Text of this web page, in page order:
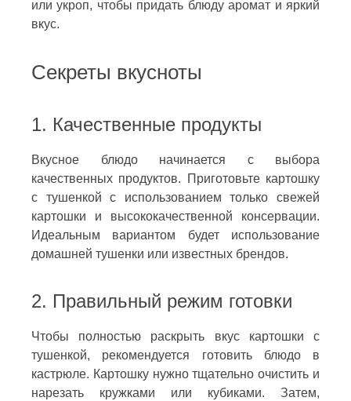
или укроп, чтобы придать блюду аромат и яркий
вкус.
Секреты вкусноты
1. Качественные продукты
Вкусное блюдо начинается с выбора
качественных продуктов. Приготовьте картошку
с тушенкой с использованием только свежей
картошки и высококачественной консервации.
Идеальным вариантом будет использование
домашней тушенки или известных брендов.
2. Правильный режим готовки
Чтобы полностью раскрыть вкус картошки с
тушенкой, рекомендуется готовить блюдо в
кастрюле. Картошку нужно тщательно очистить и
нарезать кружками или кубиками. Затем,